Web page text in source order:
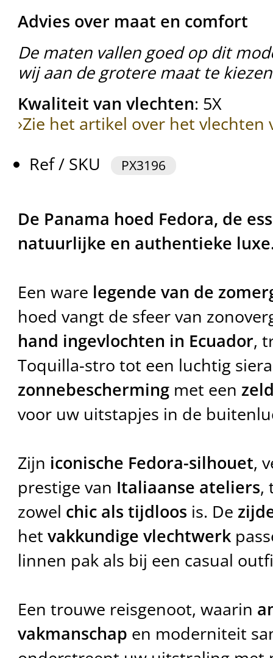
Advies over maat en comfort
De maten vallen goed op dit
wij aan de grotere maat te
Kwaliteit van vlechten: 5X
›Zie het artikel over het vlechten
Ref / SKU
PX3196
De Panama hoed Fedora, de
natuurlijke en authentieke
Een ware legende van de
hoed vangt de sfeer van
hand ingevlochten in Ecuador,
Toquilla-stro tot een luchtig
zonnebeschermingmet een
voor uw uitstapjes in de
Zijn iconische Fedora-silhouet,
prestige van Italiaanse ateliers,
zowel chic als tijdloos is. De
het vakkundige vlechtwerk
linnen pak als bij een casual
Een trouwe reisgenoot, waarin
vakmanschap en moderniteit